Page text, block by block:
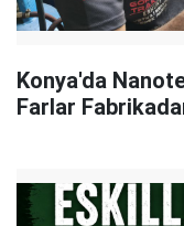
Konya'da
Farlar